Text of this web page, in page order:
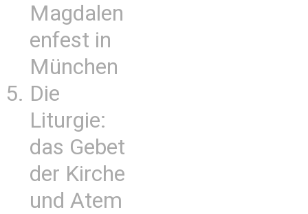
Magdalen
enfest in
München
Die
Liturgie:
das Gebet
der Kirche
und Atem